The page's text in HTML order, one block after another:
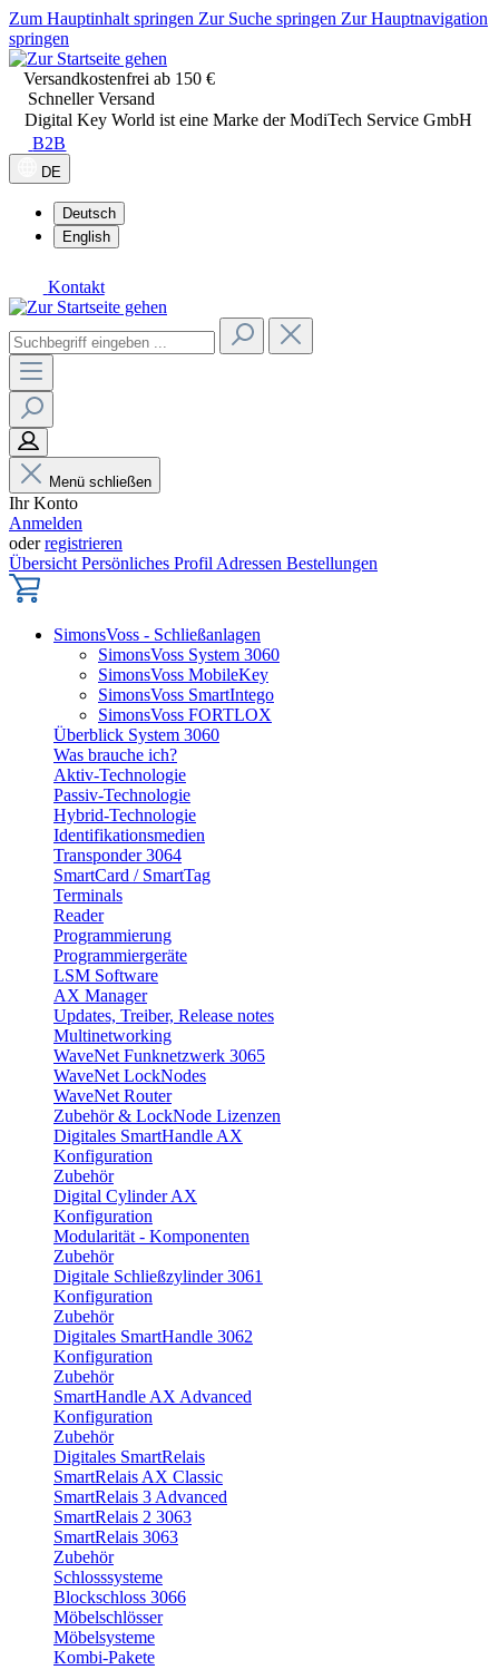
Zum Hauptinhalt springen Zur Suche springen Zur Hauptnavigation
springen
Versandkostenfrei ab 150 €
Schneller Versand
Digital Key World ist eine Marke der ModiTech Service GmbH
B2B
DE
Deutsch
English
Kontakt
Menü schließen
Ihr Konto
Anmelden
oderregistrieren
Übersicht Persönliches Profil Adressen Bestellungen
SimonsVoss - Schließanlagen
SimonsVoss System 3060
SimonsVoss MobileKey
SimonsVoss SmartIntego
SimonsVoss FORTLOX
Überblick System 3060
Was brauche ich?
Aktiv-Technologie
Passiv-Technologie
Hybrid-Technologie
Identifikationsmedien
Transponder 3064
SmartCard / SmartTag
Terminals
Reader
Programmierung
Programmiergeräte
LSM Software
AX Manager
Updates, Treiber, Release notes
Multinetworking
WaveNet Funknetzwerk 3065
WaveNet LockNodes
WaveNet Router
Zubehör & LockNode Lizenzen
Digitales SmartHandle AX
Konfiguration
Zubehör
Digital Cylinder AX
Konfiguration
Modularität - Komponenten
Zubehör
Digitale Schließzylinder 3061
Konfiguration
Zubehör
Digitales SmartHandle 3062
Konfiguration
Zubehör
SmartHandle AX Advanced
Konfiguration
Zubehör
Digitales SmartRelais
SmartRelais AX Classic
SmartRelais 3 Advanced
SmartRelais 2 3063
SmartRelais 3063
Zubehör
Schlosssysteme
Blockschloss 3066
Möbelschlösser
Möbelsysteme
Kombi-Pakete